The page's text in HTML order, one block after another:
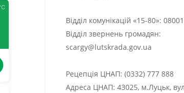
Відділ комунікацій «15-80»:
Відділ звернень громадян:
scargy@lutskrada.gov.ua
Рецепція ЦНАП: (0332) 777 888
Адреса ЦНАП: 43025, м.Луцьк,